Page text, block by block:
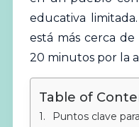
educativa
está más cerca
20 minutos por la
Table of
Puntos clave